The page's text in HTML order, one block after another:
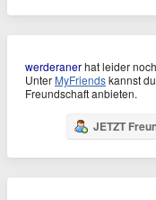
werderanerhat leider
Unter MyFriendskannst
Freundschaft anbieten.
JETZT